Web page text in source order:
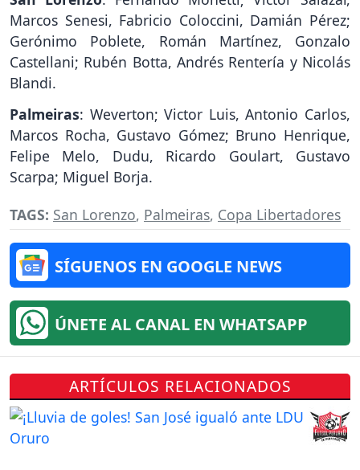
Marcos Senesi, Fabricio Coloccini, Damián Pérez;
Gerónimo Poblete, Román Martínez, Gonzalo
Castellani; Rubén Botta, Andrés Rentería y Nicolás
Blandi.
Palmeiras: Weverton; Victor Luis, Antonio Carlos,
Marcos Rocha, Gustavo Gómez; Bruno Henrique,
Felipe Melo, Dudu, Ricardo Goulart, Gustavo
Scarpa; Miguel Borja.
TAGS: San Lorenzo, Palmeiras, Copa Libertadores
SÍGUENOS EN GOOGLE NEWS
ÚNETE AL CANAL EN WHATSAPP
ARTÍCULOS RELACIONADOS